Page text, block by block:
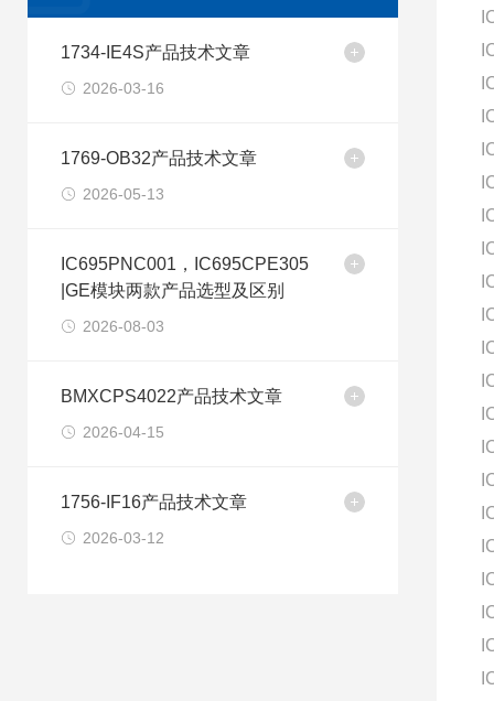
1734-IE4S产品技术文章
2026-03-16
1769-OB32产品技术文章
2026-05-13
IC695PNC001，IC695CPE305
|GE模块两款产品选型及区别
2026-08-03
BMXCPS4022产品技术文章
2026-04-15
1756-IF16产品技术文章
2026-03-12